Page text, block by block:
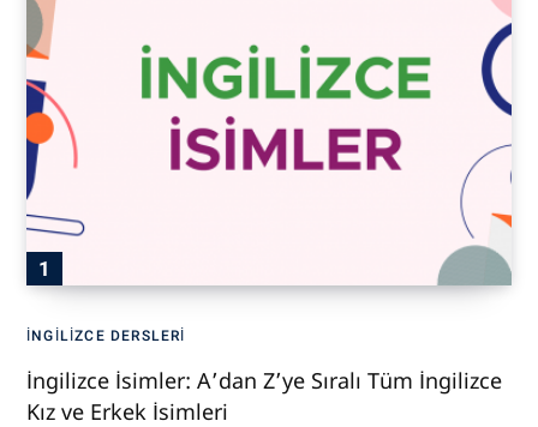
İNGILIZCE DERSLERI
İngilizce İsimler: A’dan Z’ye Sıralı Tüm İngilizce
Kız ve Erkek İsimleri